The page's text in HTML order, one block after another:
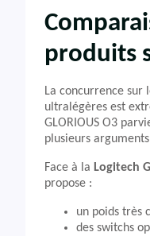
produits
La concurrence sur
ultralégères est
GLORIOUS O3
plusieurs
Face à la Logitech
propose :
un poids très
des switchs